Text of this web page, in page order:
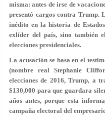
misma: antes de irse de
presentó cargos contra Trump.
inédito en la historia de
exlíder del país, sino también
elecciones presidenciales.
La acusación se basa en el
(nombre real Stephanie
elecciones de 2016, Trump, a
$130,000 para que guardara
años antes, porque esta
campaña electoral del